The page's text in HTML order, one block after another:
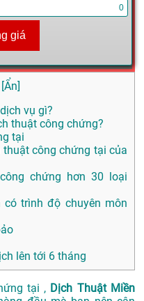
giá
[Ẩn]
vụ gì?
thuật công chứng?
tại
công chứng tại của
chứng hơn 30 loại
trình độ chuyên môn
lên tới 6 tháng
tại , Dịch Thuật Miền